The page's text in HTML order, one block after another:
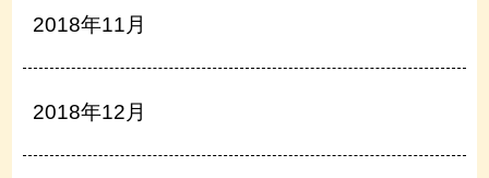
2018年11月
2018年12月